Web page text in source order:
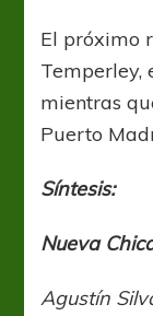
El próximo
Temperley,
mientras
Puerto
Síntesis:
Nueva
Agustín